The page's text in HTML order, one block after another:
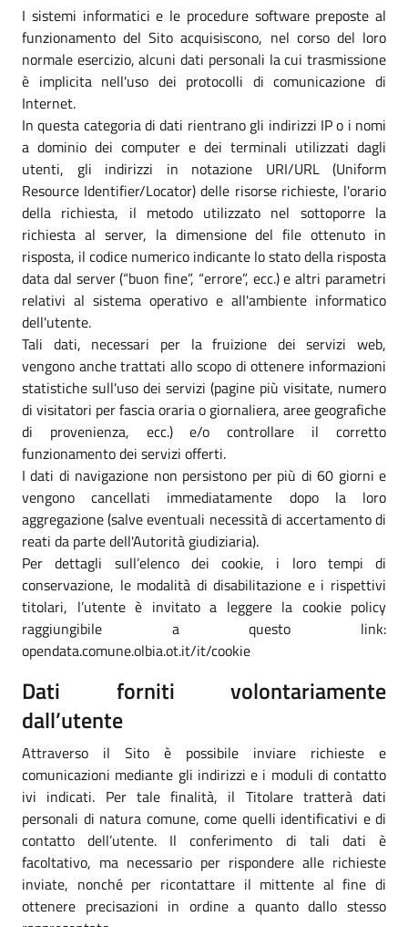
I sistemi informatici e le procedure software preposte al
funzionamento del Sito acquisiscono, nel corso del loro
normale esercizio, alcuni dati personali la cui trasmissione
è implicita nell'uso dei protocolli di comunicazione di
Internet.
In questa categoria di dati rientrano gli indirizzi IP o i nomi
a dominio dei computer e dei terminali utilizzati dagli
utenti, gli indirizzi in notazione URI/URL (Uniform
Resource Identifier/Locator) delle risorse richieste, l'orario
della richiesta, il metodo utilizzato nel sottoporre la
richiesta al server, la dimensione del file ottenuto in
risposta, il codice numerico indicante lo stato della risposta
data dal server (“buon fine”, “errore”, ecc.) e altri parametri
relativi al sistema operativo e all'ambiente informatico
dell'utente.
Tali dati, necessari per la fruizione dei servizi web,
vengono anche trattati allo scopo di ottenere informazioni
statistiche sull'uso dei servizi (pagine più visitate, numero
di visitatori per fascia oraria o giornaliera, aree geografiche
di provenienza, ecc.) e/o controllare il corretto
funzionamento dei servizi offerti.
I dati di navigazione non persistono per più di 60 giorni e
vengono cancellati immediatamente dopo la loro
aggregazione (salve eventuali necessità di accertamento di
reati da parte dell'Autorità giudiziaria).
Per dettagli sull’elenco dei cookie, i loro tempi di
conservazione, le modalità di disabilitazione e i rispettivi
titolari, l’utente è invitato a leggere la cookie policy
raggiungibile a questo link:
opendata.comune.olbia.ot.it/it/cookie
Dati forniti volontariamente
dall’utente
Attraverso il Sito è possibile inviare richieste e
comunicazioni mediante gli indirizzi e i moduli di contatto
ivi indicati. Per tale finalità, il Titolare tratterà dati
personali di natura comune, come quelli identificativi e di
contatto dell’utente. Il conferimento di tali dati è
facoltativo, ma necessario per rispondere alle richieste
inviate, nonché per ricontattare il mittente al fine di
ottenere precisazioni in ordine a quanto dallo stesso